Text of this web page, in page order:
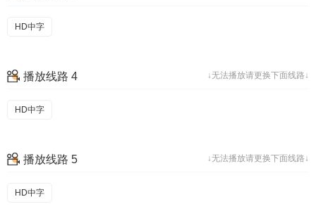
HD中字
↓无法播放请更换下面线路↓
播放线路 4
HD中字
↓无法播放请更换下面线路↓
播放线路 5
HD中字